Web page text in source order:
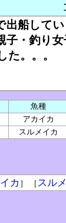
出船して
子・釣り
た。。。
魚種
アカイカ
スルメイカ
カ ］ ［ スル